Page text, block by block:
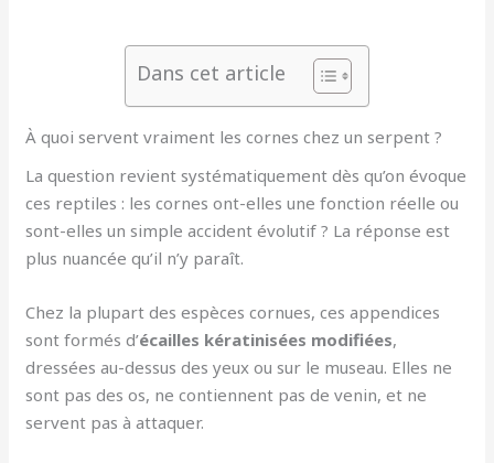
Dans cet article
À quoi servent vraiment les cornes chez un serpent ?
La question revient systématiquement dès qu’on évoque
ces reptiles : les cornes ont-elles une fonction réelle ou
sont-elles un simple accident évolutif ? La réponse est
plus nuancée qu’il n’y paraît.
Chez la plupart des espèces cornues, ces appendices
sont formés d’écailles kératinisées modifiées,
dressées au-dessus des yeux ou sur le museau. Elles ne
sont pas des os, ne contiennent pas de venin, et ne
servent pas à attaquer.